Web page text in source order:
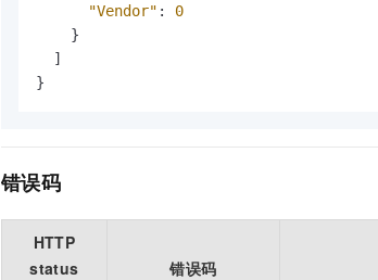
"Vendor" :
0
}
]
}
错误码
HTTP
status
错误码